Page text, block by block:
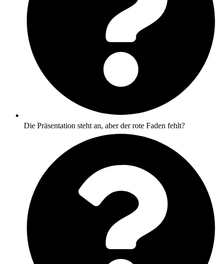
Die Präsentation steht an, aber der rote Faden fehlt?